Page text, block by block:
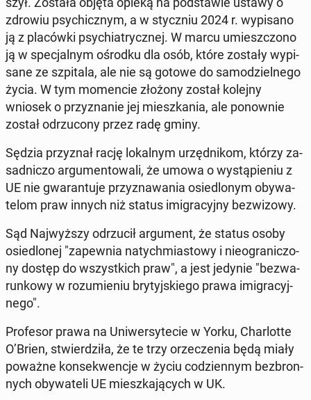
zdrowiu psy­chicz­nym, a w stycz­niu 2024 r. wy­pi­sa­no
ją z pla­ców­ki psy­chia­trycz­nej. W marcu umiesz­czo­no
ją w spe­cjal­nym ośrodku dla osób, które zostały wy­pi­
sa­ne ze szpi­ta­la, ale nie są gotowe do sa­mo­dziel­ne­go
życia. W tym mo­men­cie złożony został kolejny
wniosek o przy­zna­nie jej miesz­ka­nia, ale po­now­nie
został od­rzu­co­ny przez radę gminy.
Sędzia przy­znał rację lo­kal­nym urzęd­ni­kom, którzy za­
sad­ni­czo ar­gu­men­to­wa­li, że ​​umowa o wy­stą­pie­niu z
UE nie gwa­ran­tu­je przy­zna­wa­nia osie­dlo­nym oby­wa­
te­lom praw innych niż status imi­gra­cyj­ny bez­wi­zo­wy.
Sąd Naj­wyż­szy od­rzu­cił ar­gu­ment, że status osoby
osie­dlo­nej "za­pew­nia na­tych­mia­sto­wy i nie­ogra­ni­czo­
ny dostęp do wszyst­kich praw", a jest jedynie "bez­wa­
run­ko­wy w ro­zu­mie­niu bry­tyj­skie­go prawa imi­gra­cyj­
ne­go".
Pro­fe­sor prawa na Uni­wer­sy­te­cie w Yorku, Char­lot­te
O’Brien, stwier­dzi­ła, że ​​te trzy orze­cze­nia będą miały
poważne kon­se­kwen­cje w życiu co­dzien­nym bez­bron­
nych oby­wa­te­li UE miesz­ka­ją­cych w UK.